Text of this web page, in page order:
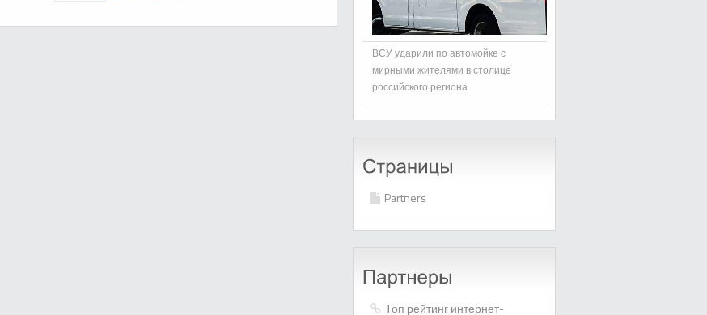
ВСУ ударили по автомойке с
мирными жителями в столице
российского региона
Partners
Топ рейтинг интернет-